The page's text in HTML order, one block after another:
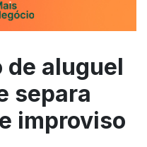
aluguel
separa
improviso